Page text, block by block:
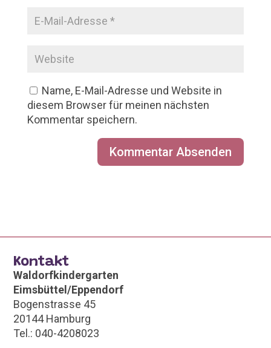
Name, E-Mail-Adresse und Website in
diesem Browser für meinen nächsten
Kommentar speichern.
Kontakt
Waldorfkindergarten
Eimsbüttel/Eppendorf
Bogenstrasse 45
20144 Hamburg
Tel.: 040-4208023